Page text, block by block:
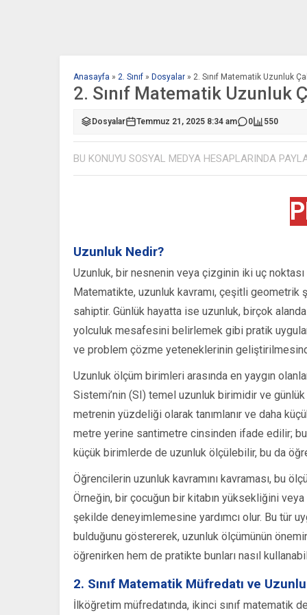
Anasayfa » 2. Sınıf » Dosyalar » 2. Sınıf Matematik Uzunluk
2. Sınıf Matematik Uzunluk
Dosyalar Temmuz 21, 2025 8:34 am 0 550
BU KONUYU SOSYAL MEDYA HESAPLARINDA
Uzunluk Nedir?
Uzunluk, bir nesnenin veya çizginin iki uç
Matematikte, uzunluk kavramı, çeşitli geometrik
sahiptir. Günlük hayatta ise uzunluk, birçok
yolculuk mesafesini belirlemek gibi pratik
ve problem çözme yeteneklerinin
Uzunluk ölçüm birimleri arasında en yaygın
Sistemi’nin (SI) temel uzunluk birimidir ve
metrenin yüzdeliği olarak tanımlanır ve daha
metre yerine santimetre cinsinden ifade edilir;
küçük birimlerde de uzunluk ölçülebilir, bu da
Öğrencilerin uzunluk kavramını kavraması, bu
Örneğin, bir çocuğun bir kitabın yüksekliğini
şekilde deneyimlemesine yardımcı olur. Bu tür
bulduğunu göstererek, uzunluk ölçümünün
öğrenirken hem de pratikte bunları nasıl
2. Sınıf Matematik Müfredatı ve
İlköğretim müfredatında, ikinci sınıf matematik